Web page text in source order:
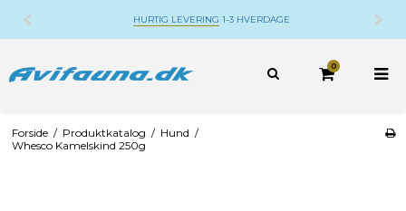
HURTIG LEVERING 1-3 HVERDAGE
0
Forside / Produktkatalog / Hund /
Whesco Kamelskind 250g